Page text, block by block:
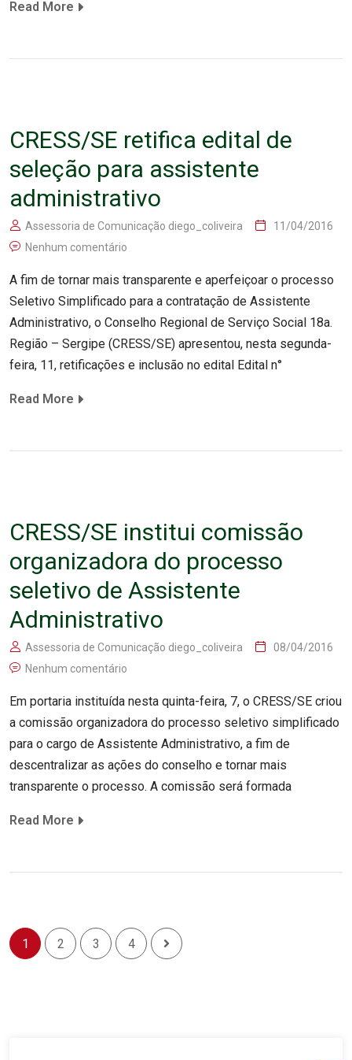
Read More
CRESS/SE retifica edital de
seleção para assistente
administrativo
Assessoria de Comunicação diego_coliveira
11/04/2016
Nenhum comentário
A fim de tornar mais transparente e aperfeiçoar o processo
Seletivo Simplificado para a contratação de Assistente
Administrativo, o Conselho Regional de Serviço Social 18a.
Região – Sergipe (CRESS/SE) apresentou, nesta segunda-
feira, 11, retificações e inclusão no edital Edital n°
Read More
CRESS/SE institui comissão
organizadora do processo
seletivo de Assistente
Administrativo
Assessoria de Comunicação diego_coliveira
08/04/2016
Nenhum comentário
Em portaria instituída nesta quinta-feira, 7, o CRESS/SE criou
a comissão organizadora do processo seletivo simplificado
para o cargo de Assistente Administrativo, a fim de
descentralizar as ações do conselho e tornar mais
transparente o processo. A comissão será formada
Read More
1 2 3 4